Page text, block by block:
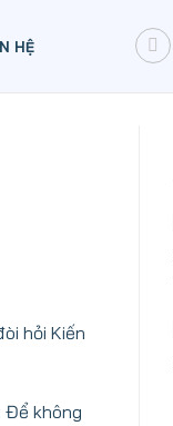
HỆ
hỏi Kiến
Để không